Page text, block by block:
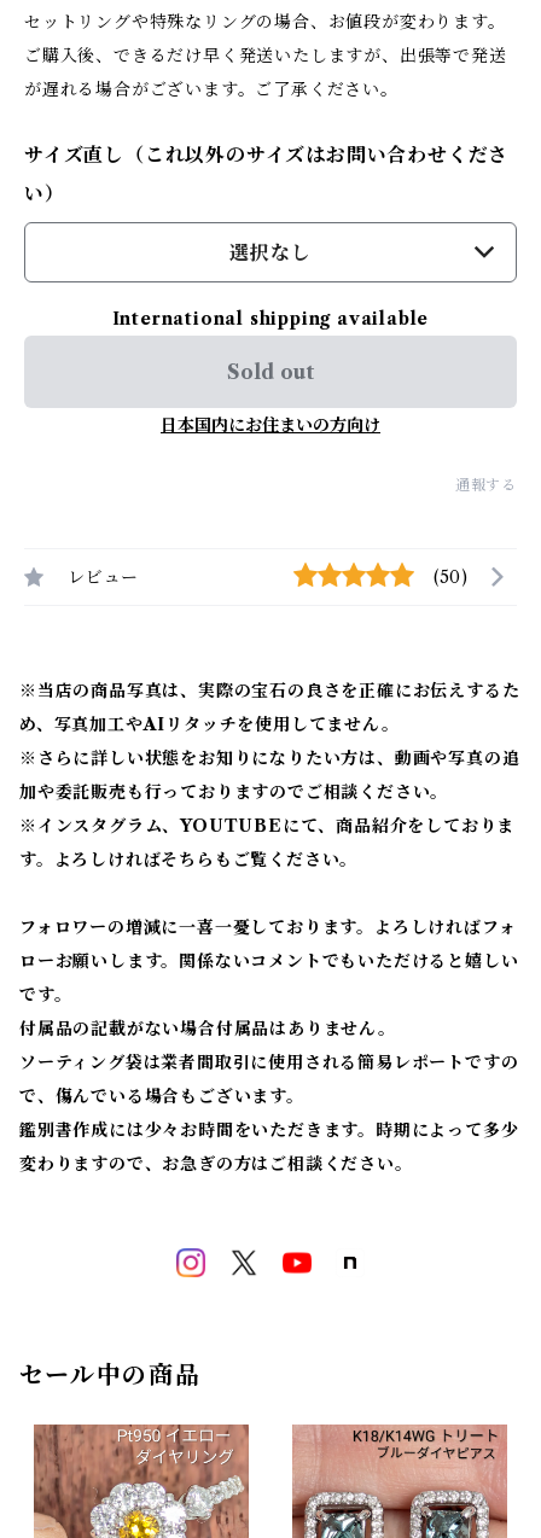
セットリングや特殊なリングの場合、お値段が変わります。
ご購入後、できるだけ早く発送いたしますが、出張等で発送
が遅れる場合がございます。ご了承ください。
サイズ直し（これ以外のサイズはお問い合わせくださ
い）
選択なし
International shipping available
Sold out
日本国内にお住まいの方向け
通報する
レビュー (50)
※当店の商品写真は、実際の宝石の良さを正確にお伝えするた
め、写真加工やAIリタッチを使用してません。
※ さらに詳しい状態をお知りになりたい方は、動画や写真の追
加や委託販売も行っておりますのでご相談ください。
※ インスタグラム、YOUTUBEにて、商品紹介をしておりま
す。よろしければそちらもご覧ください。
フォロワーの増減に一喜一憂しております。よろしければフォ
ローお願いします。関係ないコメントでもいただけると嬉しい
です。
付属品の記載がない場合付属品はありません。
ソーティング袋は業者間取引に使用される簡易レポートですの
で、傷んでいる場合もございます。
鑑別書作成には少々お時間をいただきます。時期によって多少
変わりますので、お急ぎの方はご相談ください。
セール中の商品